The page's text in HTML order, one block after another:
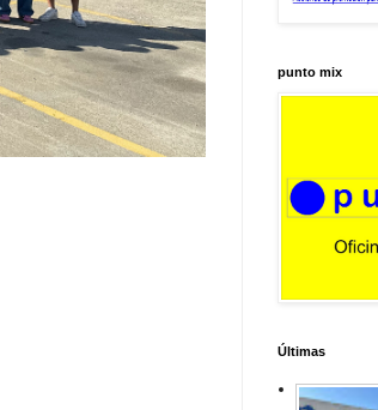
punto mix
Últimas